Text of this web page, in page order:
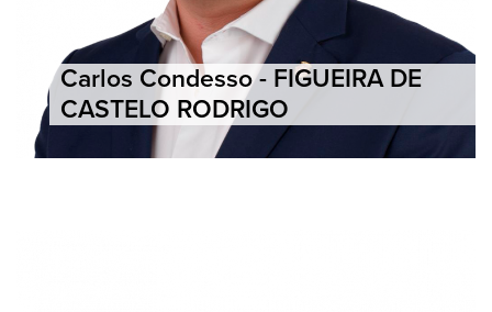
Carlos Condesso - FIGUEIRA DE
CASTELO RODRIGO